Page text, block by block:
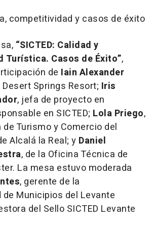
competitividad y casos de éxito
“SICTED: Calidad y
Turística. Casos de Éxito”,
de Iain Alexander
Desert Springs Resort; Iris
, jefa de proyecto en
en SICTED; Lola Priego,
Turismo y Comercio del
Alcalá la Real; y Daniel
, de la Oficina Técnica de
La mesa estuvo moderada
, gerente de la
Municipios del Levante
del Sello SICTED Levante